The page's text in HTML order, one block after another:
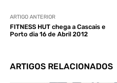
ARTIGO ANTERIOR
FITNESS HUT chega a Cascais e
Porto dia 16 de Abril 2012
ARTIGOS RELACIONADOS